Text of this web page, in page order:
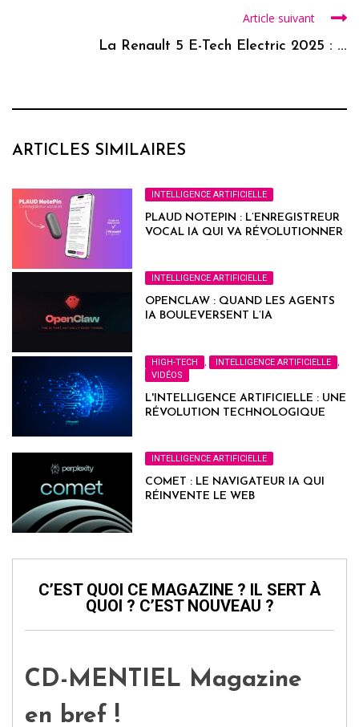
Article suivant
La Renault 5 E-Tech Electric 2025 : ...
ARTICLES SIMILAIRES
INTELLIGENCE ARTIFICIELLE
PLAUD NOTEPIN : L’ENREGISTREUR
VOCAL IA QUI VA RÉVOLUTIONNER
INTELLIGENCE ARTIFICIELLE
OPENCLAW : QUAND LES AGENTS
IA BOULEVERSENT L’IA
HIGH-TECH , INTELLIGENCE ARTIFICIELLE
,
VIDÉOS
L'INTELLIGENCE ARTIFICIELLE : UNE
RÉVOLUTION TECHNOLOGIQUE
INTELLIGENCE ARTIFICIELLE
COMET : LE NAVIGATEUR IA QUI
RÉINVENTE LE WEB
C’EST QUOI CE MAGAZINE ? IL SERT À
QUOI ? C’EST NOUVEAU ?
CD-MENTIEL Magazine
en bref !